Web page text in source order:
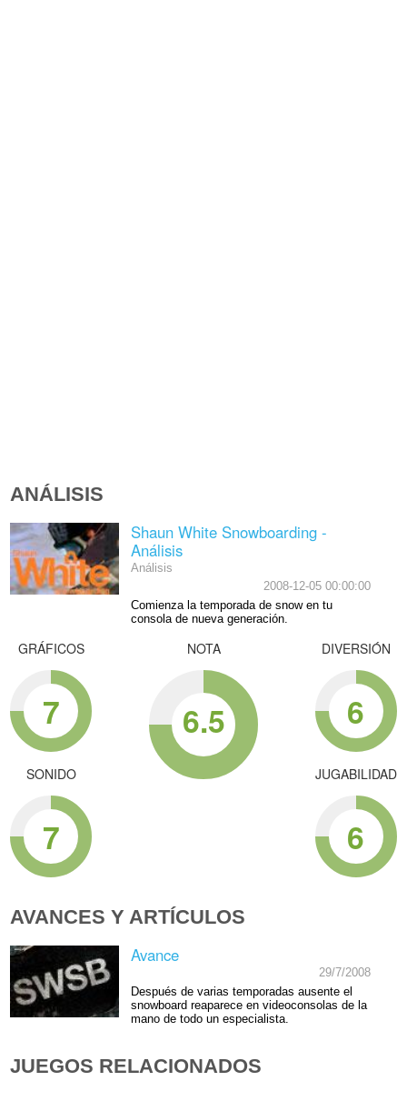
ANÁLISIS
Shaun White Snowboarding -
Análisis
Análisis
2008-12-05 00:00:00
Comienza la temporada de snow en tu
consola de nueva generación.
GRÁFICOS
7
SONIDO
7
NOTA
6.5
DIVERSIÓN
6
JUGABILIDAD
6
AVANCES Y ARTÍCULOS
Avance
29/7/2008
Después de varias temporadas ausente el
snowboard reaparece en videoconsolas de la
mano de todo un especialista.
JUEGOS RELACIONADOS